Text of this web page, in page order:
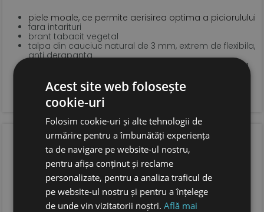
piele moale, ce permite aerisirea optima a piciorulului
fara intarituri
brant tabacit vegetal
talpa din cauciuc natural de 3 mm, extrem de flexibila,
anti derapanta
sistem de inchidere tip velcro pentru o fixare optima
forma anatomica pentru copii, cu spatiu suficient
pentru degetele.
foarte usori
OPINIA CLIENTILOR
ADAUGA OPINIA TA
Acest site web folosește
cookie-uri
Folosim cookie-uri și alte tehnologii de
urmărire pentru a îmbunătăți experiența
ta de navigare pe website-ul nostru,
pentru afișa conținut și reclame
personalizate, pentru a analiza traficul de
pe website-ul nostru și pentru a înțelege
de unde vin vizitatorii noștri.Află mai